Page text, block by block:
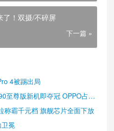
了！双摄/不碎屏
下一篇 »
4被踢出局
至尊版新机即夺冠 OPPO占据
称霸千元档 旗舰芯片全面下放
冕